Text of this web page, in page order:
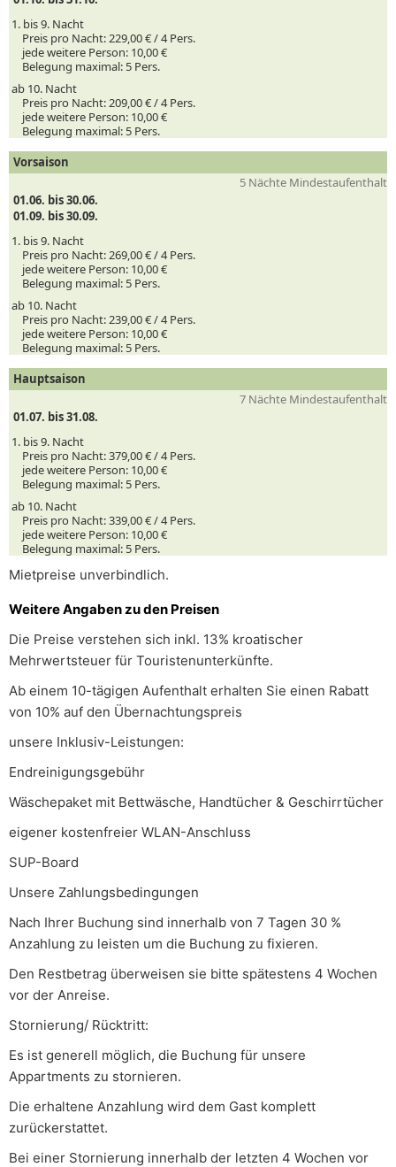
1. bis 9. Nacht
Preis pro Nacht:229,00 € /4Pers.
jede weitere Person: 10,00 €
Belegung maximal: 5 Pers.
ab 10. Nacht
Preis pro Nacht:209,00 € /4Pers.
jede weitere Person: 10,00 €
Belegung maximal: 5 Pers.
Vorsaison
5 Nächte Mindestaufenthalt
01.06. bis 30.06.
01.09. bis 30.09.
1. bis 9. Nacht
Preis pro Nacht:269,00 € /4Pers.
jede weitere Person: 10,00 €
Belegung maximal: 5 Pers.
ab 10. Nacht
Preis pro Nacht:239,00 € /4Pers.
jede weitere Person: 10,00 €
Belegung maximal: 5 Pers.
Hauptsaison
7 Nächte Mindestaufenthalt
01.07. bis 31.08.
1. bis 9. Nacht
Preis pro Nacht:379,00 € /4Pers.
jede weitere Person: 10,00 €
Belegung maximal: 5 Pers.
ab 10. Nacht
Preis pro Nacht:339,00 € /4Pers.
jede weitere Person: 10,00 €
Belegung maximal: 5 Pers.
Mietpreise unverbindlich.
Weitere Angaben zu den Preisen
Die Preise verstehen sich inkl. 13% kroatischer
Mehrwertsteuer für Touristenunterkünfte.
Ab einem 10-tägigen Aufenthalt erhalten Sie einen Rabatt
von 10% auf den Übernachtungspreis
unsere Inklusiv-Leistungen:
Endreinigungsgebühr
Wäschepaket mit Bettwäsche, Handtücher & Geschirrtücher
eigener kostenfreier WLAN-Anschluss
SUP-Board
Unsere Zahlungsbedingungen
Nach Ihrer Buchung sind innerhalb von 7 Tagen 30 %
Anzahlung zu leisten um die Buchung zu fixieren.
Den Restbetrag überweisen sie bitte spätestens 4 Wochen
vor der Anreise.
Stornierung/ Rücktritt:
Es ist generell möglich, die Buchung für unsere
Appartments zu stornieren.
Die erhaltene Anzahlung wird dem Gast komplett
zurückerstattet.
Bei einer Stornierung innerhalb der letzten 4 Wochen vor